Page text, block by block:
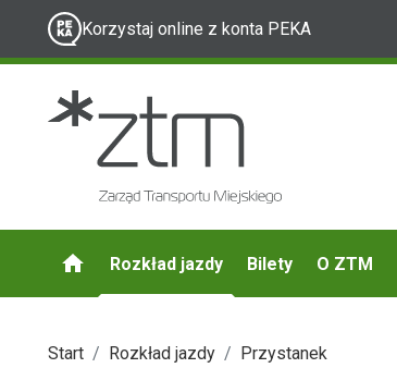
Korzystaj online z konta PEKA
Rozkład jazdy Bilety O ZTM
Start Rozkład jazdy Przystanek